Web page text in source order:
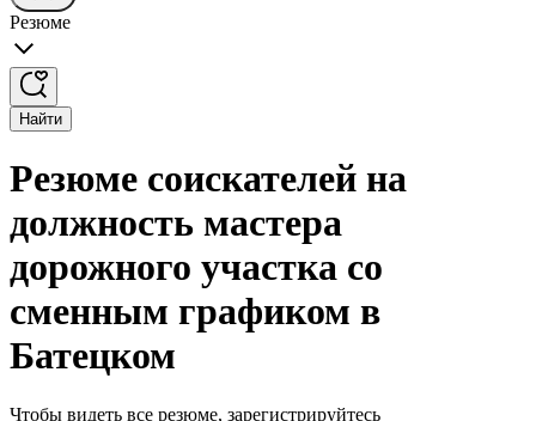
Резюме
Найти
Резюме соискателей на
должность мастера
дорожного участка со
сменным графиком в
Батецком
Чтобы видеть все резюме, зарегистрируйтесь